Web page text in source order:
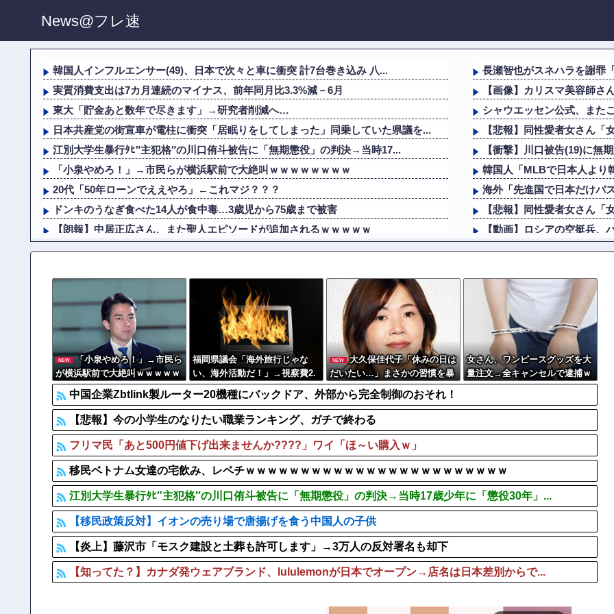
News@フレ速
韓国人インフルエンサー(49)、日本で次々と車に衝突 計7台巻き込み 八...
実質消費支出は7カ月連続のマイナス、前年同月比3.3%減－6月
東大「貯金あと数年で尽きます」→研究者削減へ…
日本共産党の街宣車が電柱に衝突「居眠りをしてしまった」同乗していた県議を...
江別大学生暴行ﾀﾋ″主犯格″の川口侑斗被告に「無期懲役」の判決→当時17...
「小泉やめろ！」→市民らが横浜駅前で大絶叫ｗｗｗｗｗｗｗｗ
20代「50年ローンでええやろ」←これマジ？？？
ドンキのうなぎ食べた14人が食中毒…3歳児から75歳まで被害
【朗報】中居正広さん、また聖人エピソードが追加されるｗｗｗｗｗ
「高市早苗はどんだけ自己顕示欲が強いんだ」と左派が『高木美帆氏に送られた...
【大阪】 マスコミ「警察官が発砲し“刃物男”死亡！」 → ネットで拡散さ...
【悲報】 玉川徹さん、警官の発泡での包丁男死亡に「絶対に死刑にならない罪...
【正論】 ナイナイ岡村に世の夫たちが『大共感』してしまうｗｗｗｗｗｗｗｗ
長瀬智也がスネハラを謝罪
【画像】カリスマ美容師
シャウエッセン公式、また
【悲報】同性愛者女さん
【衝撃】川口被告(19)に
韓国人「MLBで日本人より
海外「先進国で日本だけパ
【悲報】同性愛者女さん
【動画】ロシアの空挺兵、
【動画】自動ドアの仕組み
外国人「中華料理と日本食
本気でパチンコを流行ら
ハロ！コン2026「
【悲報】加藤小夏(おなつ)
NEW
「小泉やめろ！」→市民ら
が横浜駅前で大絶叫ｗｗｗｗｗ
ｗｗｗ
福岡県議会「海外旅行じゃな
い、海外活動だ！」→視察費2.
65億円公開で再炎上ｗｗｗ
NEW
大久保佳代子「休みの日は
だいたい…」まさかの習慣を暴
露ｗｗｗ
女さん、ワンピースグッズを大
量注文→全キャンセルで逮捕ｗ
ｗｗ
中国企業Zbtlink製ルーター20機種にバックドア、外部から完全制御のおそれ！
【悲報】今の小学生のなりたい職業ランキング、ガチで終わる
フリマ民「あと500円値下げ出来ませんか????」ワイ「ほ～い購入ｗ」
移民ベトナム女達の宅飲み、レベチｗｗｗｗｗｗｗｗｗｗｗｗｗｗｗｗｗｗｗｗｗｗｗｗ
江別大学生暴行ﾀﾋ″主犯格″の川口侑斗被告に「無期懲役」の判決→当時17歳少年に「懲役30年」...
【移民政策反対】イオンの売り場で唐揚げを食う中国人の子供
【炎上】藤沢市「モスク建設と土葬も許可します」→3万人の反対署名も却下
【知ってた？】カナダ発ウェアブランド、lululemonが日本でオープン→店名は日本差別からで...